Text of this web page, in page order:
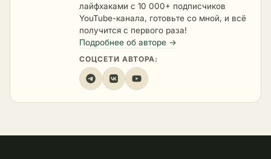
лайфхаками с 10 000+ подписчиков
YouTube-канала, готовьте со мной, и всё
получится с первого раза!
Подробнее об авторе →
СОЦСЕТИ АВТОРА: